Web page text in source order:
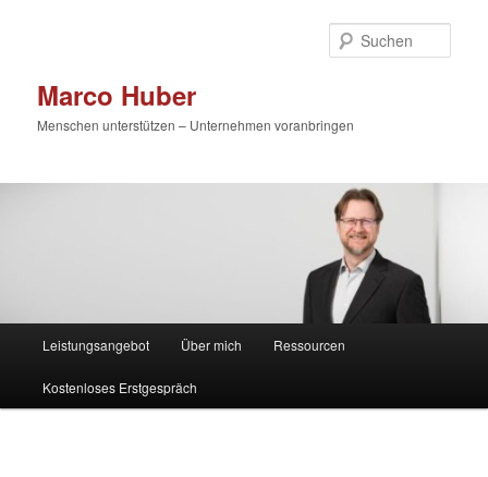
Marco Huber
Menschen unterstützen – Unternehmen voranbringen
Leistungsangebot Über mich Ressourcen
Kostenloses Erstgespräch